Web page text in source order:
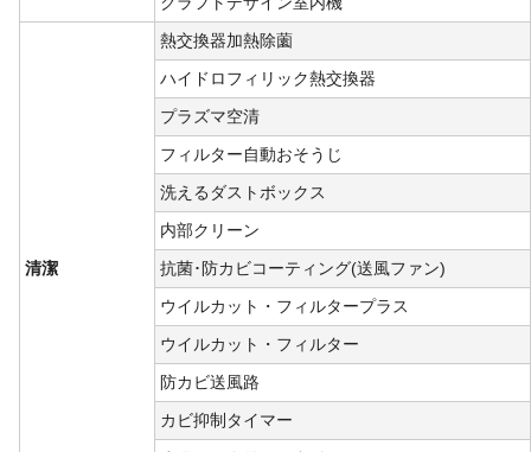
清潔
熱交換器加熱除薗
ハイドロフィリック熱交換器
プラズマ空清
フィルター自動おそうじ
洗えるダストボックス
内部クリーン
抗菌･防カビコーティング(送風ファン)
ウイルカット・フィルタープラス
ウイルカット・フィルター
防カビ送風路
カビ抑制タイマー